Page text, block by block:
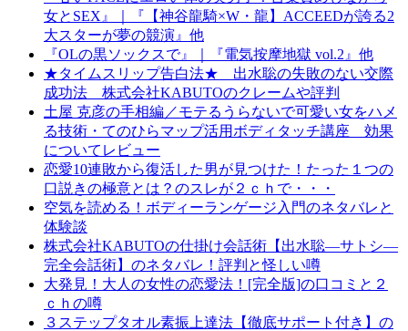
女とSEX』｜『【神谷龍騎×W・龍】ACCEEDが誇る2
大スターが夢の競演』他
『OLの黒ソックスで』｜『電気按摩地獄 vol.2』他
★タイムスリップ告白法★ 出水聡の失敗のない交際
成功法 株式会社KABUTOのクレームや評判
土屋 克彦の手相編／モテるうらないで可愛い女をハメ
る技術・てのひらマップ活用ボディタッチ講座 効果
についてレビュー
恋愛10連敗から復活した男が見つけた！たった１つの
口説きの極意とは？のスレが２ｃｈで・・・
空気を読める！ボディーランゲージ入門のネタバレと
体験談
株式会社KABUTOの仕掛け会話術【出水聡―サトシ―
完全会話術】のネタバレ！評判と怪しい噂
大発見！大人の女性の恋愛法！[完全版]の口コミと２
ｃｈの噂
３ステップタオル素振上達法【徹底サポート付き】の